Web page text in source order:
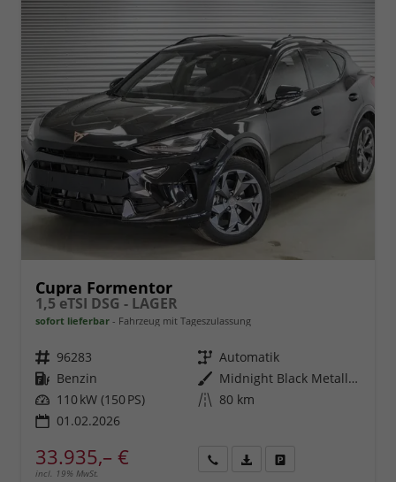
Cupra Formentor
1,5 eTSI DSG - LAGER
sofort lieferbar Fahrzeug mit Tageszulassung
Fahrzeugnr. 96283 Getriebe Automatik
Kraftstoff Benzin Außenfarbe
Midnight Black Metallic (0E)
Leistung 110 kW (150 PS) Kilometerstand 80 km
01.02.2026
33.935,– €
incl. 19% MwSt.